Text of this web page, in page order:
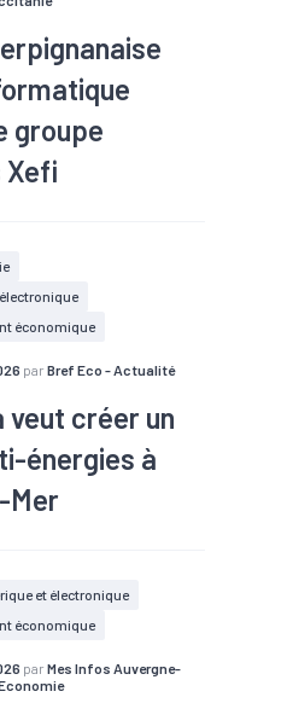
groupe
Xefi
économique
par Bref Eco - Actualité
veut créer un
énergies à
Mer
et électronique
économique
par Mes Infos Auvergne-